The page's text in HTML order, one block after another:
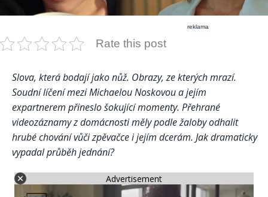
reklama
Rate this post
Slova, která bodají jako nůž. Obrazy, ze kterých mrazí.
Soudní líčení mezi Michaelou Noskovou a jejím
expartnerem přineslo šokující momenty. Přehrané
videozáznamy z domácnosti měly podle žaloby odhalit
hrubé chování vůči zpěvačce i jejím dcerám. Jak dramaticky
vypadal průběh jednání?
Advertisement